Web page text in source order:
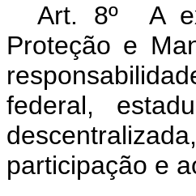
Art. 8º A
Proteção e
federal,
participação e